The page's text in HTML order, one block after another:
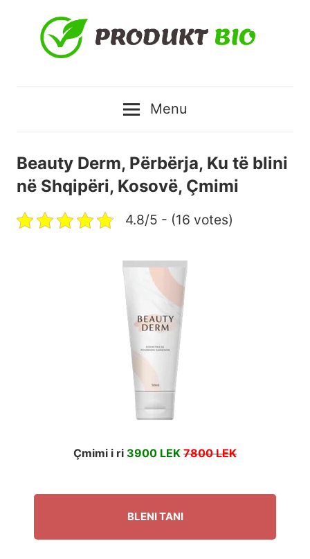
Produkte
natyrale
me
Menu
Beauty Derm, Përbërja, Ku të blini
në Shqipëri, Kosovë, Çmimi
4.8/5 - (16 votes)
Çmimi i ri 3900 LEK 7800 LEK
BLENI TANI